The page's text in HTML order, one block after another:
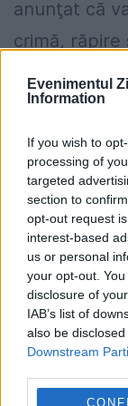
Evenimentul
Information
If you wish to
processing of
targeted
section to
opt-out request
interest-based
us or personal
your opt-out.
disclosure of
IAB’s list of
also be
Downstream
anunţat că
crimă, răpire
a treia
pentru